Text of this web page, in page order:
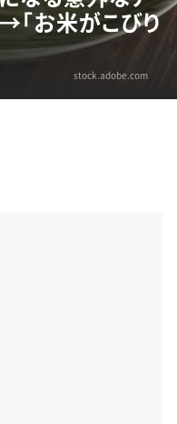
「お米がこびり
stock.adobe.com